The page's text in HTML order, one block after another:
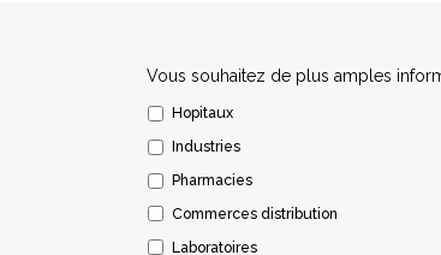
Vous souhaitez de plus amples
Hopitaux
Industries
Pharmacies
Commerces distribution
Laboratoires